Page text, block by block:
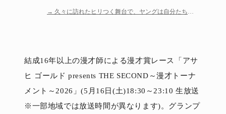
久々に訪れたヒリつく舞台で、ヤングは自分たちの
結成16年以上の漫才師による漫才賞レース「アサ
ヒ ゴールド presents THE SECOND～漫才トーナ
メント～2026」(5月16日(土)18:30～23:10 生放送
※一部地域では放送時間が異なります)。グランプ